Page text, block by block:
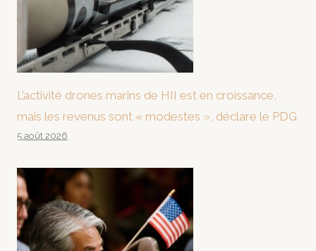
L’activité drones marins de HII est en croissance,
mais les revenus sont « modestes », déclare le PDG
5 août 2026